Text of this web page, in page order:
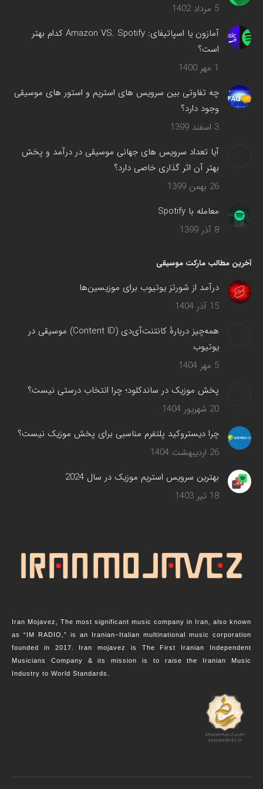
می‌شود
5 مرداد 1402
آمازون یا اسپاتیفای: Amazon VS. Spotify کدام بهتر
است؟
1 مهر 1400
چه تفاوتی بین سرویس های استریم و استور های موسیقی
وجود دارد؟
3 اسفند 1399
آیا تعداد سرویس های جهانی موسیقی در درآمد و پخش
بهتر آن اثر گذاری خاصی دارد؟
26 بهمن 1399
معامله با Spotify
8 آذر 1399
آخرین مطالب مارکت موسیقی
درآمد از شورتز یوتیوب برای موزیسین‌ها
15 آذر 1404
همه‌چیز دربارهٔ کانتنت‌آی‌دی (Content ID) موسیقی در
یوتیوب
5 مهر 1404
پخش موزیک در ساندکلود؛ چرا انتخاب درستی نیست؟
20 شهریور 1404
چرا دیستروکید پلتفرم مناسبی برای پخش موزیک نیست؟
26 اردیبهشت 1404
بهترین سرویس‌ استریم موزیک در سال 2024
18 تیر 1403
Iran Mojavez, The most significant music company in Iran, also known
as “IM RADIO,” is an Iranian–Italian multinational music corporation
founded in 2017. Iran mojavez is The First Iranian Independent
Musicians Company & its mission is to raise the Iranian Music
Industry to World Standards.